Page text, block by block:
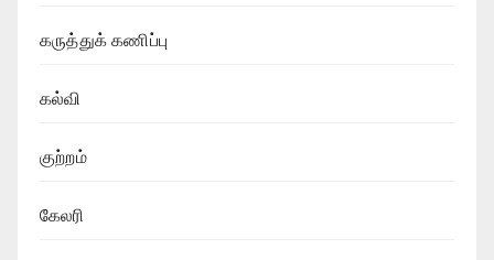
கருத்துக் கணிப்பு
கல்வி
குற்றம்
கேலரி